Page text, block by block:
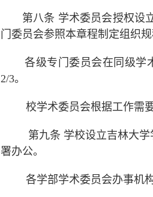
第八条 学术委员会授权设
门委员会参照本章程制定组织
各级专门委员会在同级学
2/3。
校学术委员会根据工作需
第九条 学校设立吉林大
署办公。
各学部学术委员会办事机